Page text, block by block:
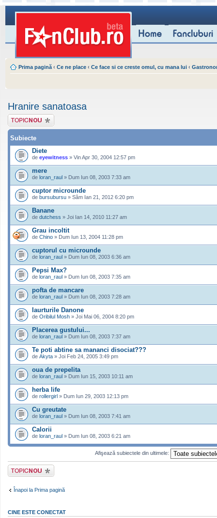
Prima pagină ‹ Ce ne place ‹ Ce face si ce creste omul, cu mana lui ‹
Hranire sanatoasa
Scrie un subiect
nou
Subiecte
Diete
de eyewitness » Vin Apr 30, 2004 12:57 pm
mere
de loran_raul » Dum Iun 08, 2003 7:33 am
cuptor microunde
de bursubursu » Sâm Ian 21, 2012 6:20 pm
Banane
de dutchess » Joi Ian 14, 2010 11:27 am
Grau incoltit
de Chino » Dum Iun 13, 2004 11:28 pm
cuptorul cu microunde
de loran_raul » Dum Iun 08, 2003 6:36 am
Pepsi Max?
de loran_raul » Dum Iun 08, 2003 7:35 am
pofta de mancare
de loran_raul » Dum Iun 08, 2003 7:28 am
Iaurturile Danone
de Oribilul Mosh » Joi Mai 06, 2004 8:20 pm
Placerea gustului...
de loran_raul » Dum Iun 08, 2003 7:37 am
Te poti abtine sa mananci disociat???
de Akyta » Joi Feb 24, 2005 3:49 pm
oua de prepelita
de loran_raul » Dum Iun 15, 2003 10:11 am
herba life
de rollergirl » Dum Iun 29, 2003 12:13 pm
Cu greutate
de loran_raul » Dum Iun 08, 2003 7:41 am
Calorii
de loran_raul » Dum Iun 08, 2003 6:21 am
Afişează subiectele din ultimele:
Scrie un subiect
nou
Înapoi la Prima pagină
CINE ESTE CONECTAT